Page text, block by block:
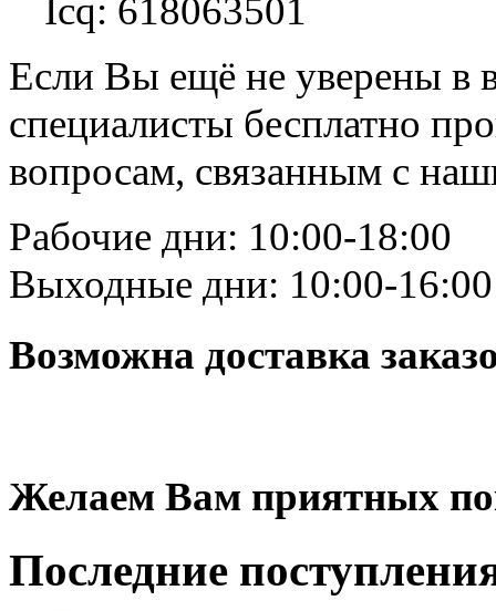
Icq: 618063501
Если Вы ещё не уверены в
специалисты бесплатно
вопросам, связанным с
Рабочие дни: 10:00-18:00
Выходные дни: 10:00-16:00
Возможна доставка
Желаем Вам приятных
Последние